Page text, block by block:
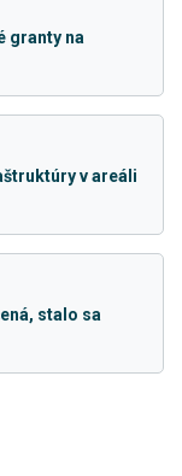
granty na
v areáli
stalo sa